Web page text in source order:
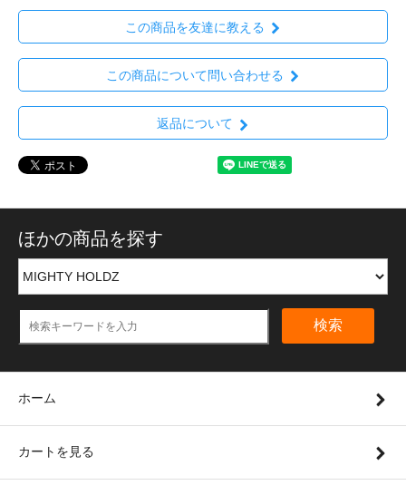
この商品を友達に教える
この商品について問い合わせる
返品について
ほかの商品を探す
検索
ホーム
カートを見る